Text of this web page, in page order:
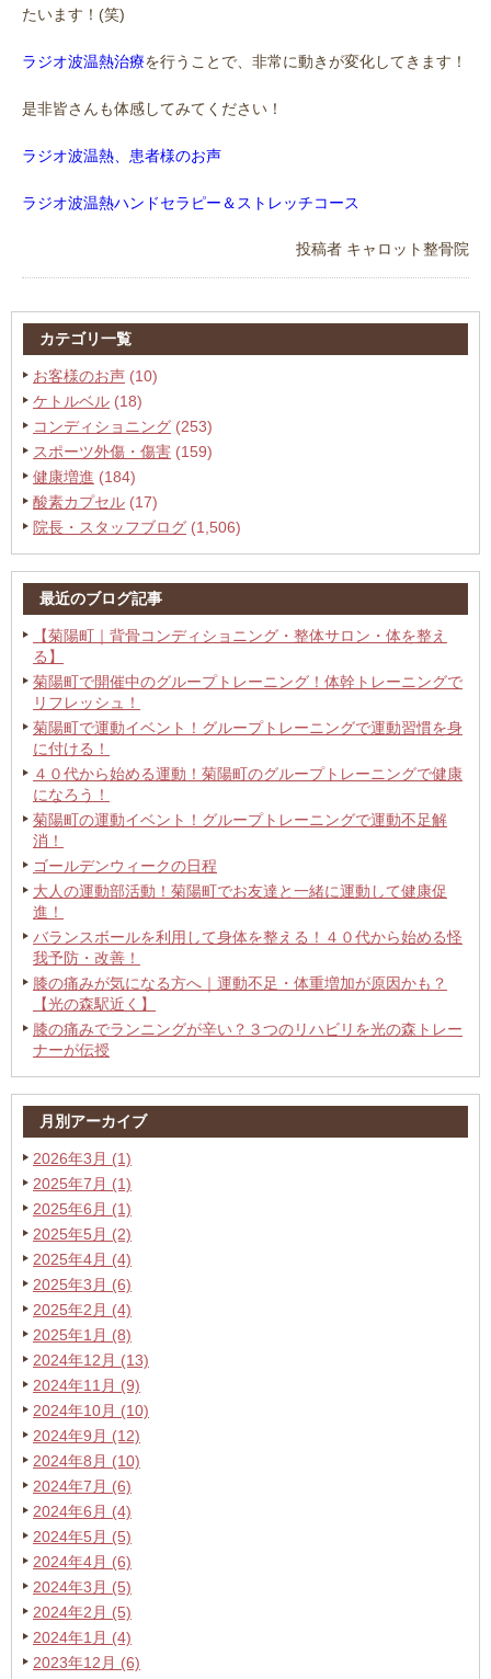
たいます！(笑)
ラジオ波温熱治療を行うことで、非常に動きが変化してきます！
是非皆さんも体感してみてください！
ラジオ波温熱、患者様のお声
ラジオ波温熱ハンドセラピー＆ストレッチコース
投稿者 キャロット整骨院
カテゴリ一覧
お客様のお声 (10)
ケトルベル (18)
コンディショニング (253)
スポーツ外傷・傷害 (159)
健康増進 (184)
酸素カプセル (17)
院長・スタッフブログ (1,506)
最近のブログ記事
【菊陽町｜背骨コンディショニング・整体サロン・体を整え
る】
菊陽町で開催中のグループトレーニング！体幹トレーニングで
リフレッシュ！
菊陽町で運動イベント！グループトレーニングで運動習慣を身
に付ける！
４０代から始める運動！菊陽町のグループトレーニングで健康
になろう！
菊陽町の運動イベント！グループトレーニングで運動不足解
消！
ゴールデンウィークの日程
大人の運動部活動！菊陽町でお友達と一緒に運動して健康促
進！
バランスボールを利用して身体を整える！４０代から始める怪
我予防・改善！
膝の痛みが気になる方へ｜運動不足・体重増加が原因かも？
【光の森駅近く】
膝の痛みでランニングが辛い？３つのリハビリを光の森トレー
ナーが伝授
月別アーカイブ
2026年3月 (1)
2025年7月 (1)
2025年6月 (1)
2025年5月 (2)
2025年4月 (4)
2025年3月 (6)
2025年2月 (4)
2025年1月 (8)
2024年12月 (13)
2024年11月 (9)
2024年10月 (10)
2024年9月 (12)
2024年8月 (10)
2024年7月 (6)
2024年6月 (4)
2024年5月 (5)
2024年4月 (6)
2024年3月 (5)
2024年2月 (5)
2024年1月 (4)
2023年12月 (6)